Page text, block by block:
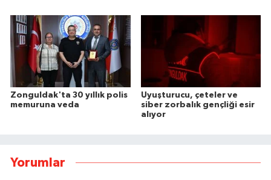
Zonguldak'ta 30 yıllık polis
memuruna veda
Uyuşturucu, çeteler ve
siber zorbalık gençliği esir
alıyor
Yorumlar